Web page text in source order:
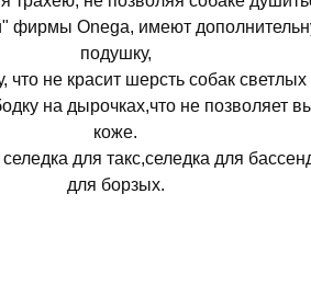
фирмы Onega, имеют
подушку,
что не красит шерсть собак светлых
на дырочках,что не позволяет
коже.
для такс,селедка для
для борзых.